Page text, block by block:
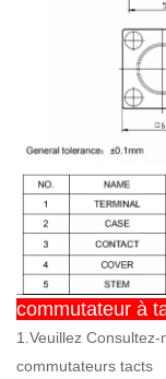
commutateur à
1.Veuillez
commutateurs tacts